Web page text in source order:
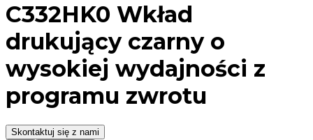
C332HK0 Wkład
drukujący czarny o
wysokiej wydajności z
programu zwrotu
Skontaktuj się z nami